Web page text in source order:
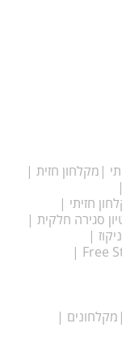
מקלחון חזית
חזיתי
סגירה חלקית
מקלחונים